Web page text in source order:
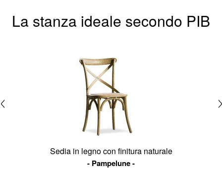
La stanza ideale secondo PIB
Sedia in legno con finitura naturale
Pampelune